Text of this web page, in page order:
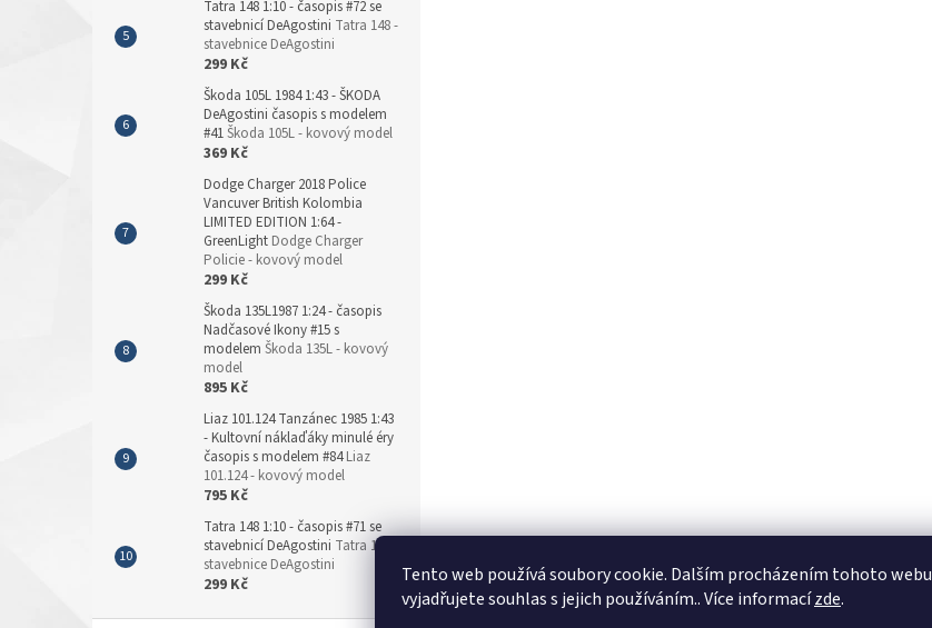
Tento web používá soubory cookie. Dalším procházením tohoto webu
vyjadřujete souhlas s jejich používáním.. Více informacízde.
Tatra 148 1:10 - časopis #72 se
stavebnicí DeAgostini Tatra 148 -
stavebnice DeAgostini
299 Kč
Škoda 105L 1984 1:43 - ŠKODA
DeAgostini časopis s modelem
#41Škoda 105L - kovový model
369 Kč
Dodge Charger 2018 Police
Vancuver British Kolombia
LIMITED EDITION 1:64 -
GreenLight Dodge Charger
Policie - kovový model
299 Kč
Škoda 135L1987 1:24 - časopis
Nadčasové Ikony #15 s
modelem Škoda 135L - kovový
model
895 Kč
Liaz 101.124 Tanzánec 1985 1:43
- Kultovní náklaďáky minulé éry
časopis s modelem #84Liaz
101.124 - kovový model
795 Kč
Tatra 148 1:10 - časopis #71 se
stavebnicí DeAgostini Tatra 148 -
stavebnice DeAgostini
299 Kč